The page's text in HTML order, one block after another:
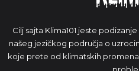
Cilj sajta Klima101 jeste
našeg jezičkog područja o
koje prete od klimatskih